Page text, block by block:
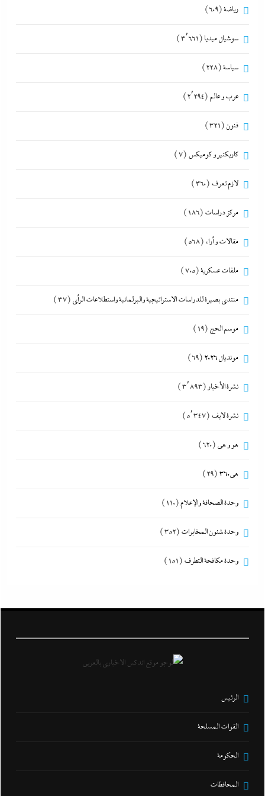
رياضة(609)
سوشيال ميديا (3٬661)
سياسة(228)
عرب و عالم (2٬294)
فنون (321)
كاريكتير و كوميكس (7)
لازم تعرف (360)
مركز دراسات (186)
مقالات و أراء (568)
ملفات عسكرية(705)
منتدى بصيرة للدراسات الاستراتيجية والبرلمانية واستطلاعات الرأى (37)
موسم الحج (19)
مونديال 2026 (69)
نشرة الأخبار (3٬893)
نشرة لايف (5٬347)
هو و هي (620)
هى360 (29)
وحدة الصحافة والإعلام(110)
وحدة شئون المخابرات (352)
وحدة مكافحة التطرف (151)
الرئيس
القوات المسلحة
الحكومة
المحافظات